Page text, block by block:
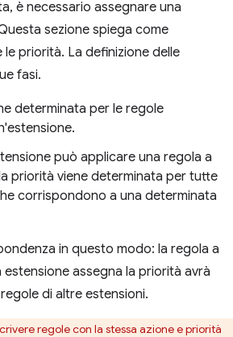
è necessario assegnare una
sezione spiega come
priorità. La definizione delle
fasi.
determinata per le regole
può applicare una regola a
priorità viene determinata per tutte
corrispondono a una determinata
in questo modo: la regola a
assegna la priorità avrà
di altre estensioni.
regole con la stessa azione e priorità